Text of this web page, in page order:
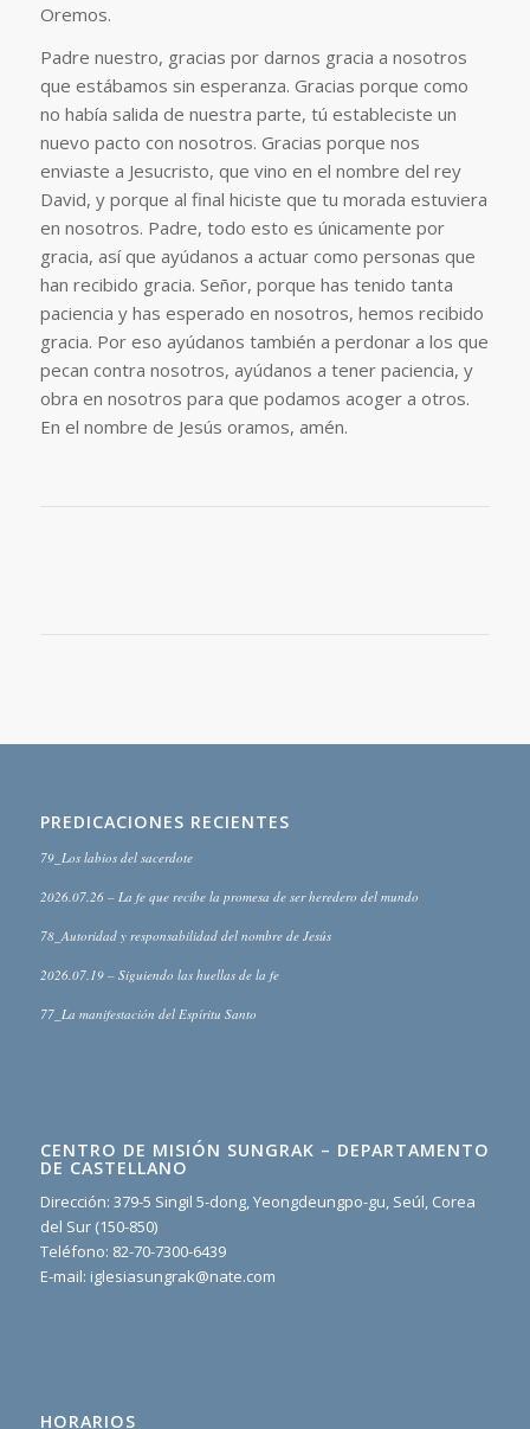
Oremos.
Padre nuestro, gracias por darnos gracia a nosotros
que estábamos sin esperanza. Gracias porque como
no había salida de nuestra parte, tú estableciste un
nuevo pacto con nosotros. Gracias porque nos
enviaste a Jesucristo, que vino en el nombre del rey
David, y porque al final hiciste que tu morada estuviera
en nosotros. Padre, todo esto es únicamente por
gracia, así que ayúdanos a actuar como personas que
han recibido gracia. Señor, porque has tenido tanta
paciencia y has esperado en nosotros, hemos recibido
gracia. Por eso ayúdanos también a perdonar a los que
pecan contra nosotros, ayúdanos a tener paciencia, y
obra en nosotros para que podamos acoger a otros.
En el nombre de Jesús oramos, amén.
PREDICACIONES RECIENTES
79_Los labios del sacerdote
2026.07.26 – La fe que recibe la promesa de ser heredero del mundo
78_Autoridad y responsabilidad del nombre de Jesús
2026.07.19 – Siguiendo las huellas de la fe
77_La manifestación del Espíritu Santo
CENTRO DE MISIÓN SUNGRAK – DEPARTAMENTO
DE CASTELLANO
Dirección: 379-5 Singil 5-dong, Yeongdeungpo-gu, Seúl, Corea
del Sur (150-850)
Teléfono: 82-70-7300-6439
E-mail: iglesiasungrak@nate.com
HORARIOS